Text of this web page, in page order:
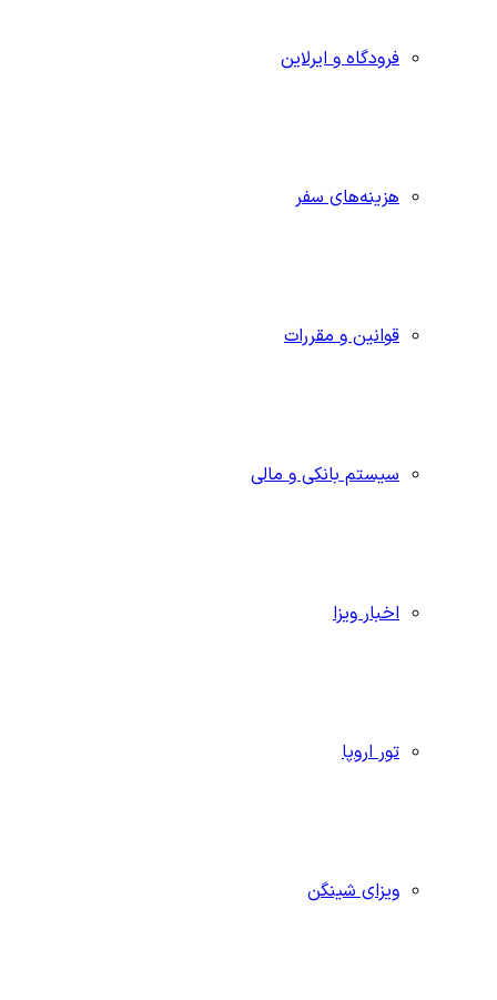
فرودگاه و ایرلاین
هزینه‌های سفر
قوانین و مقررات
سیستم بانکی و مالی
اخبار ویزا
تور اروپا
ویزای شینگن